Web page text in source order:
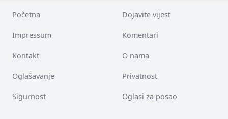
Početna Dojavite vijest
Impressum Komentari
Kontakt O nama
Oglašavanje Privatnost
Sigurnost Oglasi za posao